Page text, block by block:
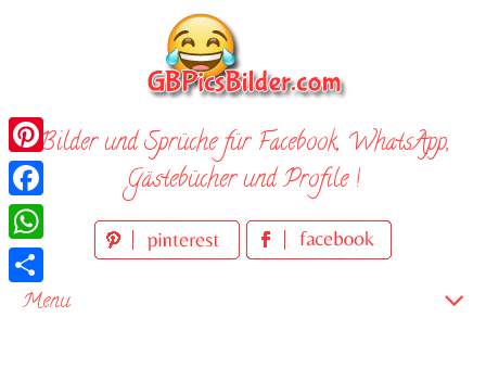
Bilder und Sprüche für Facebook, WhatsApp,
Gästebücher und Profile !
Menu
Pinterest
Facebook
WhatsApp
Teilen